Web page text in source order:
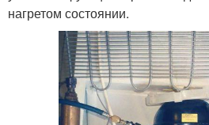
нагретом состоянии.